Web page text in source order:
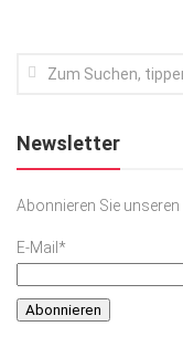
Newsletter
Abonnieren Sie
E-Mail*